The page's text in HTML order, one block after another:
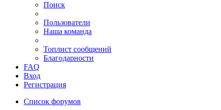
Поиск
Пользователи
Наша команда
Топлист сообщений
Благодарности
FAQ
Вход
Регистрация
Список форумов